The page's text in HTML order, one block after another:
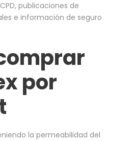
publicaciones de
e información de seguro
por
la permeabilidad del